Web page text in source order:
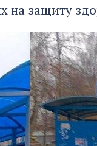
на защиту